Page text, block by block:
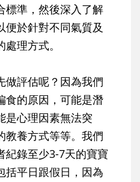
標準，然後深入了解
便於針對不同氣質及
理方式。
做評估呢？因為我們
食的原因，可能是潛
是心理因素無法突
教養方式等等。我們
紀錄至少3-7天的寶寶
括平日跟假日，因為